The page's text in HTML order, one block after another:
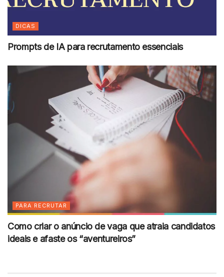
DICAS
Prompts de IA para recrutamento essenciais
PARA RECRUTAR
Como criar o anúncio de vaga que atraia candidatos
ideais e afaste os “aventureiros”